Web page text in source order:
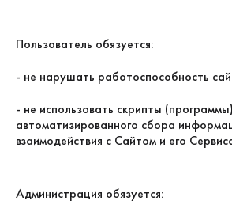
Пользователь обязуется:
- не нарушать работоспособность
- не использовать скрипты
автоматизированного сбора
взаимодействия с Сайтом и его
Администрация обязуется: